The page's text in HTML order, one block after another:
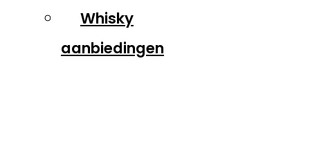
Whisky
aanbiedingen